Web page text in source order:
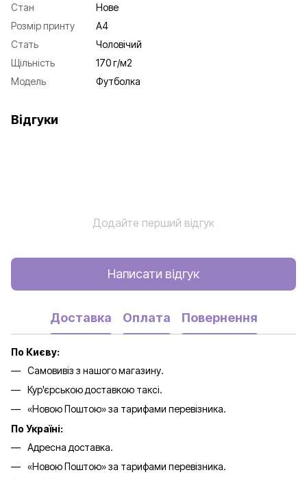
Стан
Нове
Розмір принту
А4
Стать
Чоловічий
Щільність
170 г/м2
Мoдель
Футболка
Відгуки
Додайте перший відгук
Написати відгук
Доставка Оплата Повернення
По Києву:
Самовивіз з нашого магазину.
Кур'єрською доставкою таксі.
«Новою Поштою» за тарифами перевізника.
По Україні:
Адресна доставка.
«Новою Поштою» за тарифами перевізника.